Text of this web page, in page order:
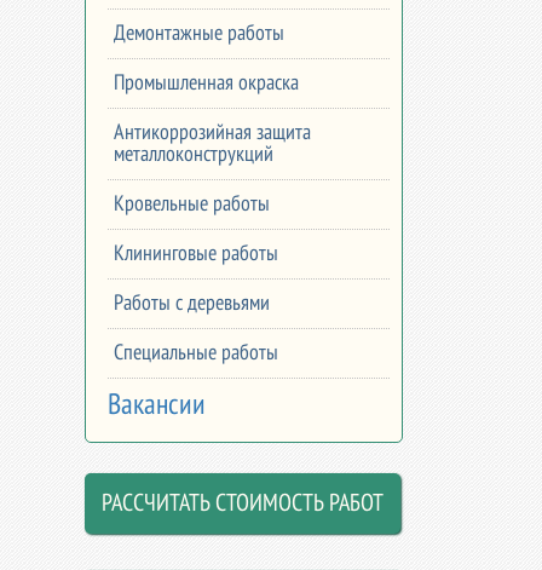
Демонтажные работы
Промышленная окраска
Антикоррозийная защита
металлоконструкций
Кровельные работы
Клининговые работы
Работы с деревьями
Специальные работы
Вакансии
РАССЧИТАТЬ СТОИМОСТЬ РАБОТ